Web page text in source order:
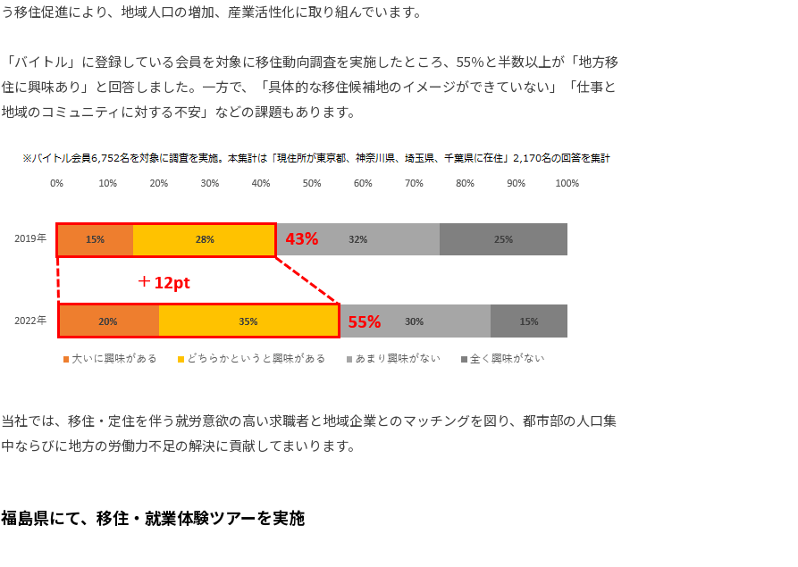
う移住促進により、地域人口の増加、産業活性化に取り組んでいます。
「バイトル」に登録している会員を対象に移住動向調査を実施したところ、55％と半数以上が「地方移
住に興味あり」と回答しました。一方で、「具体的な移住候補地のイメージができていない」「仕事と
地域のコミュニティに対する不安」などの課題もあります。
当社では、移住・定住を伴う就労意欲の高い求職者と地域企業とのマッチングを図り、都市部の人口集
中ならびに地方の労働力不足の解決に貢献してまいります。
福島県にて、移住・就業体験ツアーを実施